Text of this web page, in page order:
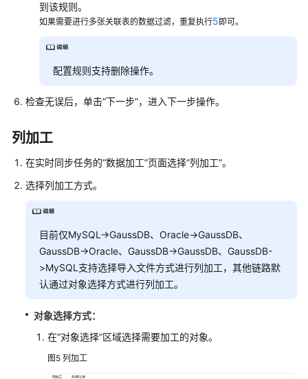
到该规则。
如果需要进行多张关联表的数据过滤，重复执行5即可。
配置规则支持删除操作。
检查无误后，单击“下一步”，进入下一步操作。
列加工
在实时同步任务的“数据加工”页面选择“列加工”。
选择列加工方式。
目前仅MySQL->GaussDB、Oracle->GaussDB、
GaussDB->Oracle、GaussDB->GaussDB、GaussDB-
>MySQL支持选择导入文件方式进行列加工，其他链路默
认通过对象选择方式进行列加工。
对象选择方式：
在“对象选择”区域选择需要加工的对象。
图5 列加工